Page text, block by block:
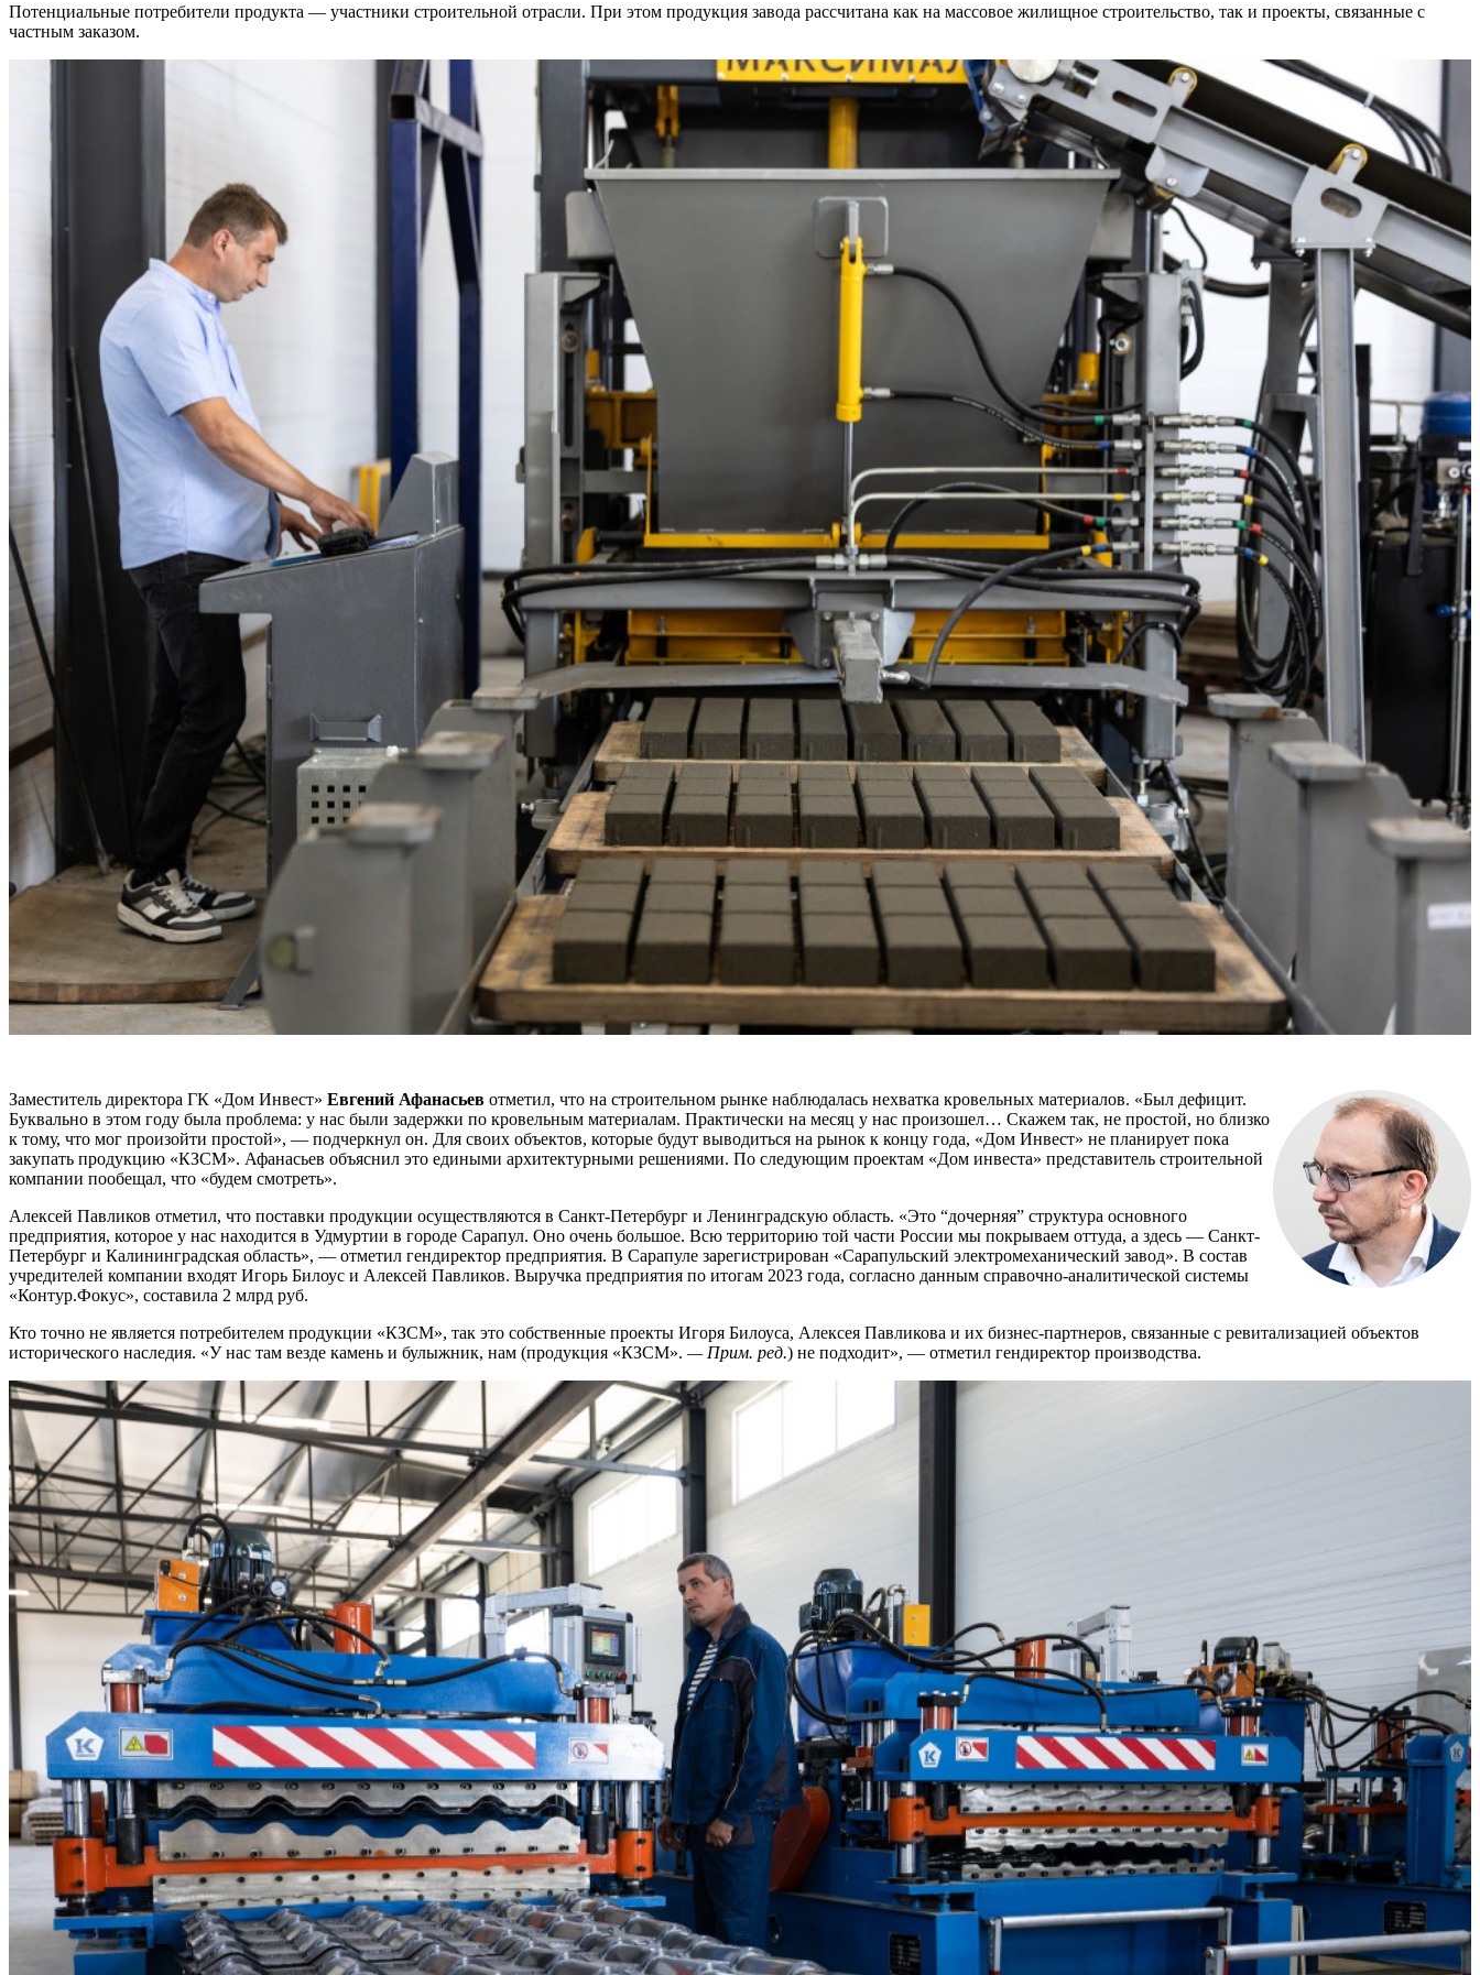
Потенциальные потребители продукта — участники строительной отрасли. При этом продукция завода рассчитана как на массовое жилищное строительство, так и проекты, связанные с
частным заказом.
Заместитель директора ГК «Дом Инвест» Евгений Афанасьев отметил, что на строительном рынке наблюдалась нехватка кровельных материалов. «Был дефицит.
Буквально в этом году была проблема: у нас были задержки по кровельным материалам. Практически на месяц у нас произошел… Скажем так, не простой, но близко
к тому, что мог произойти простой», — подчеркнул он. Для своих объектов, которые будут выводиться на рынок к концу года, «Дом Инвест» не планирует пока
закупать продукцию «КЗСМ». Афанасьев объяснил это едиными архитектурными решениями. По следующим проектам «Дом инвеста» представитель строительной
компании пообещал, что «будем смотреть».
Алексей Павликов отметил, что поставки продукции осуществляются в Санкт-Петербург и Ленинградскую область. «Это “дочерняя” структура основного
предприятия, которое у нас находится в Удмуртии в городе Сарапул. Оно очень большое. Всю территорию той части России мы покрываем оттуда, а здесь — Санкт-
Петербург и Калининградская область», — отметил гендиректор предприятия. В Сарапуле зарегистрирован «Сарапульский электромеханический завод». В состав
учредителей компании входят Игорь Билоус и Алексей Павликов. Выручка предприятия по итогам 2023 года, согласно данным справочно-аналитической системы
«Контур.Фокус», составила 2 млрд руб.
Кто точно не является потребителем продукции «КЗСМ», так это собственные проекты Игоря Билоуса, Алексея Павликова и их бизнес-партнеров, связанные с ревитализацией объектов
исторического наследия. «У нас там везде камень и булыжник, нам (продукция «КЗСМ». — Прим. ред.) не подходит», — отметил гендиректор производства.